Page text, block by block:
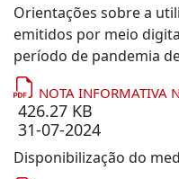
Orientações sobre a
emitidos por meio
período de pandemia
NOTA INFORMATIVA
426.27 KB
31-07-2024
Disponibilização do